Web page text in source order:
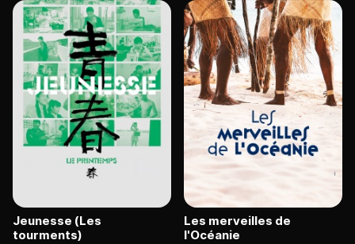
Jeunesse (Les
tourments)
Les merveilles de
l'Océanie